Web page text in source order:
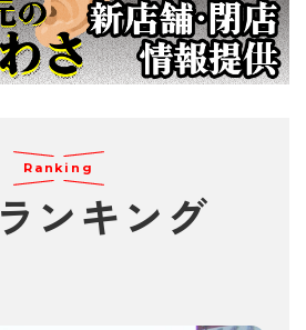
Ranking
ランキング